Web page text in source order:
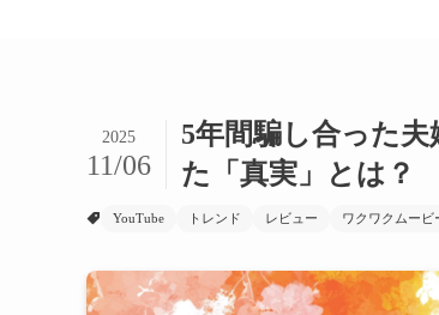
5年間騙し合った
た「真実」とは？
2025
11/06
YouTube トレンド レビュー ワクワクムービ